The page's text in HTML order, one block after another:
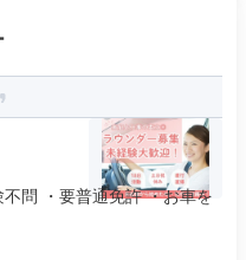
問 ・要普通免許 ・お車を